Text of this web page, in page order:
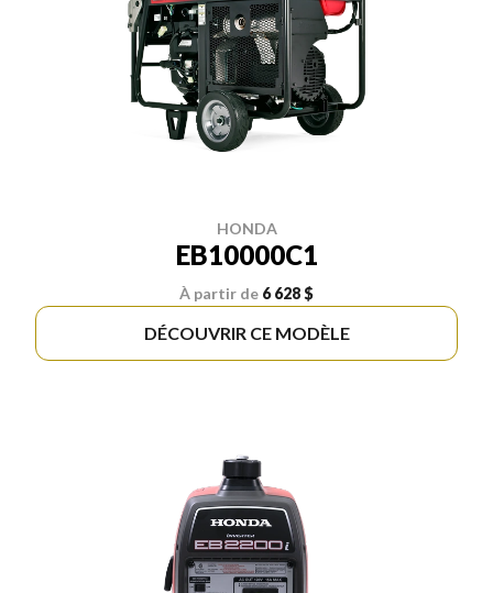
HONDA
EB10000C1
À partir de 6 628 $
DÉCOUVRIR CE MODÈLE